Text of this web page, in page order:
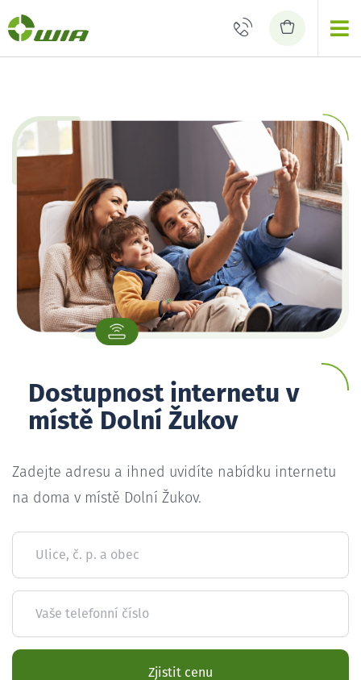
Dostupnost internetu v
místě Dolní Žukov
Zadejte adresu a ihned uvidíte nabídku internetu
na doma v místě Dolní Žukov.
Ulice, č. p. a obec
Vaše telefonní číslo
Zjistit cenu